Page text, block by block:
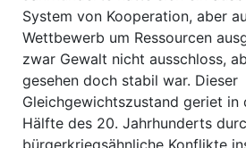
System von Kooperation, aber
Wettbewerb um Ressourcen
zwar Gewalt nicht ausschloss,
gesehen doch stabil war. Dieser
Gleichgewichtszustand geriet in
Hälfte des 20. Jahrhunderts
bürgerkriegsähnliche Konflikte